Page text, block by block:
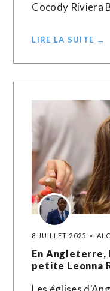
Cocody Riviera
LIRE LA SUITE →
8 JUILLET 2025
En
petite Leonna